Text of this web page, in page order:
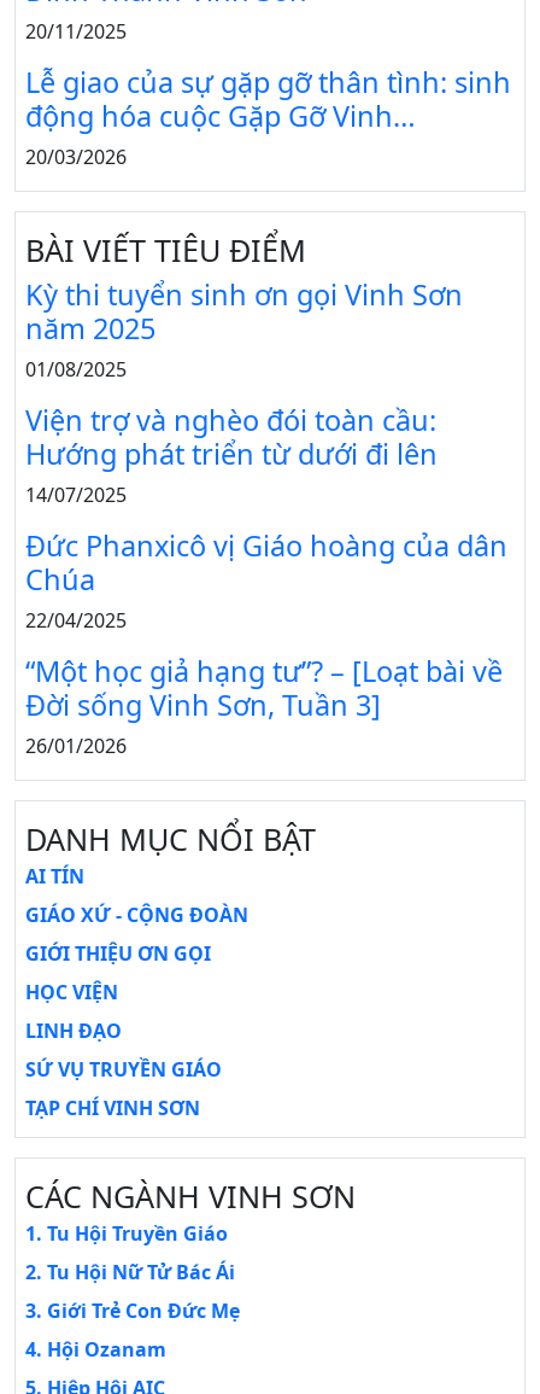
20/11/2025
Lễ giao của sự gặp gỡ thân tình: sinh
động hóa cuộc Gặp Gỡ Vinh…
20/03/2026
BÀI VIẾT TIÊU ĐIỂM
Kỳ thi tuyển sinh ơn gọi Vinh Sơn
năm 2025
01/08/2025
Viện trợ và nghèo đói toàn cầu:
Hướng phát triển từ dưới đi lên
14/07/2025
Đức Phanxicô vị Giáo hoàng của dân
Chúa
22/04/2025
“Một học giả hạng tư”? – [Loạt bài về
Đời sống Vinh Sơn, Tuần 3]
26/01/2026
DANH MỤC NỔI BẬT
AI TÍN
GIÁO XỨ - CỘNG ĐOÀN
GIỚI THIỆU ƠN GỌI
HỌC VIỆN
LINH ĐẠO
SỨ VỤ TRUYỀN GIÁO
TẠP CHÍ VINH SƠN
CÁC NGÀNH VINH SƠN
1. Tu Hội Truyền Giáo
2. Tu Hội Nữ Tử Bác Ái
3. Giới Trẻ Con Đức Mẹ
4. Hội Ozanam
5. Hiệp Hội AIC